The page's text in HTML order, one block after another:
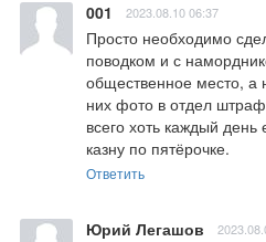
001 2023.08.10 06:37
Просто необходимо
поводком и с
общественное место, а
них фото в отдел
всего хоть каждый день
казну по пятёрочке.
Ответить
Юрий Легашов